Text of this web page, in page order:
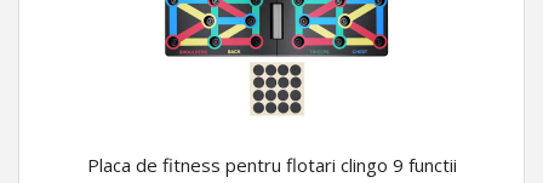
Placa de fitness pentru flotari clingo 9 functii